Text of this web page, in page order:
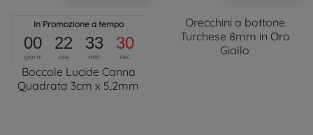
In Promozione a tempo
00
giorni
22
ore
33
min.
30
sec.
Boccole Lucide Canna
Quadrata 3cm x 5,2mm
Orecchini a bottone
Turchese 8mm in Oro
Giallo